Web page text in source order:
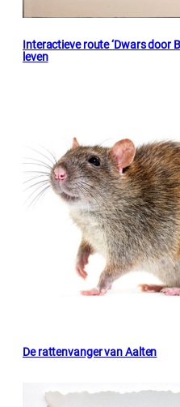
Interactieve route ‘Dwars door
leven
De rattenvanger van Aalten